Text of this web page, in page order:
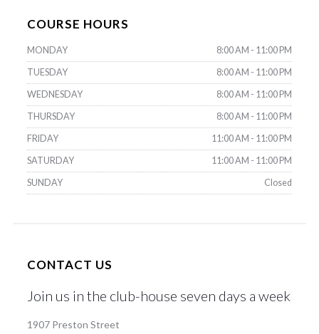
COURSE HOURS
MONDAY 8:00 AM - 11:00 PM
TUESDAY 8:00 AM - 11:00 PM
WEDNESDAY 8:00 AM - 11:00 PM
THURSDAY 8:00 AM - 11:00 PM
FRIDAY 11:00 AM - 11:00 PM
SATURDAY 11:00 AM - 11:00 PM
SUNDAY Closed
CONTACT US
Join us in the club-house seven days a week
1907 Preston Street